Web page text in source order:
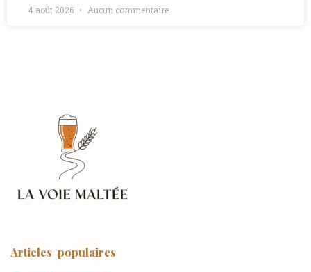
4 août 2026 Aucun commentaire
Articles populaires